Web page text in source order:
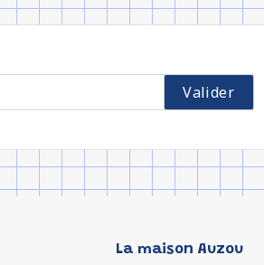
La maison Auzou